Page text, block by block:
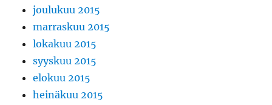
joulukuu 2015
marraskuu 2015
lokakuu 2015
syyskuu 2015
elokuu 2015
heinäkuu 2015